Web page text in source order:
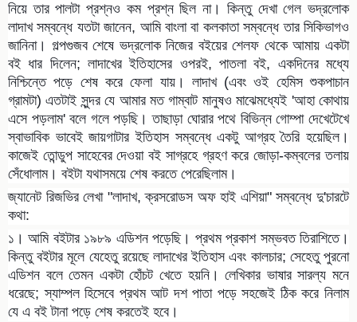
নিয়ে তার পালটা প্রশ্নও কম প্রশ্ন ছিল না। কিন্তু দেখা গেল ভদ্রলোক
লাদাখ সম্বন্ধে যতটা জানেন, আমি বাংলা বা কলকাতা সম্বন্ধে তার সিকিভাগও
জানিনা। গল্পগুজব শেষে ভদ্রলোক নিজের বইয়ের শেলফ থেকে আমায় একটা
বই ধার দিলেন; লাদাখের ইতিহাসের ওপরই, পাতলা বই, একদিনের মধ্যে
নিশ্চিন্তে পড়ে শেষ করে ফেলা যায়। লাদাখ (এবং ওই হেমিস শুকপাচান
গ্রামটা) এতটাই সুন্দর যে আমার মত গাম্বাট মানুষও মাঝেমধ্যেই 'আহা কোথায়
এসে পড়লাম' বলে গলে পড়ছি। তাছাড়া ঘোরার পথে বিভিন্ন গোম্পা দেখেটেখে
স্বাভাবিক ভাবেই জায়গাটার ইতিহাস সম্বন্ধে একটু আগ্রহ তৈরি হয়েছিল।
কাজেই তোন্ডুপ সাহেবের দেওয়া বই সাগ্রহে গ্রহণ করে জোড়া-কম্বলের তলায়
সেঁধোলাম। বইটা যথাসময়ে শেষ করতে পেরেছিলাম।
জ্যানেট রিজভির লেখা "লাদাখ, ক্রসরোডস অফ হাই এশিয়া" সম্বন্ধে দু'চারটে
কথা:
১। আমি বইটার ১৯৮৯ এডিশন পড়েছি। প্রথম প্রকাশ সম্ভবত তিরাশিতে।
কিন্তু বইটার মূলে যেহেতু রয়েছে লাদাখের ইতিহাস এবং কালচার; সেহেতু পুরনো
এডিশন বলে তেমন একটা হোঁচট খেতে হয়নি। লেখিকার ভাষার সারল্য মনে
ধরেছে; স্যাম্পল হিসেবে প্রথম আট দশ পাতা পড়ে সহজেই ঠিক করে নিলাম
যে এ বই টানা পড়ে শেষ করতেই হবে।